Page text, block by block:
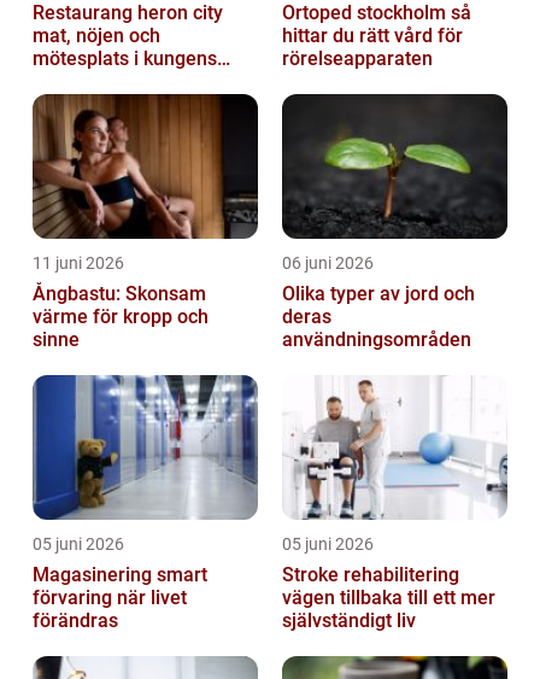
Restaurang heron city
mat, nöjen och
mötesplats i kungens
Ortoped stockholm så
hittar du rätt vård för
rörelseapparaten
11 juni 2026
Ångbastu: Skonsam
värme för kropp och
sinne
06 juni 2026
Olika typer av jord och
deras
användningsområden
05 juni 2026
Magasinering smart
förvaring när livet
förändras
05 juni 2026
Stroke rehabilitering
vägen tillbaka till ett mer
självständigt liv